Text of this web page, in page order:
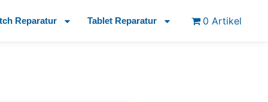
Reparatur Tablet Reparatur 0 Artikel